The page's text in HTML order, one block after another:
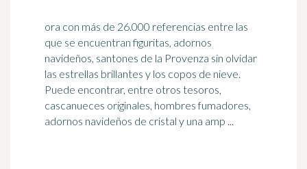
ora con más de 26.000 referencias entre las
que se encuentran figuritas, adornos
navideños, santones de la Provenza sin olvidar
las estrellas brillantes y los copos de nieve.
Puede encontrar, entre otros tesoros,
cascanueces originales, hombres fumadores,
adornos navideños de cristal y una amp ...